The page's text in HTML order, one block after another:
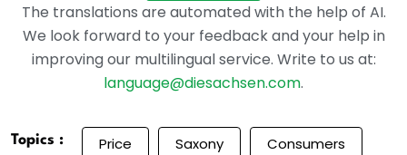
The translations are automated with the help of AI.
We look forward to your feedback and your help in
improving our multilingual service. Write to us at:
language@diesachsen.com.
Topics : Price Saxony Consumers